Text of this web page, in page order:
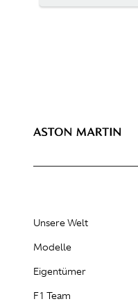
Unsere Welt
Modelle
Eigentümer
F1 Team